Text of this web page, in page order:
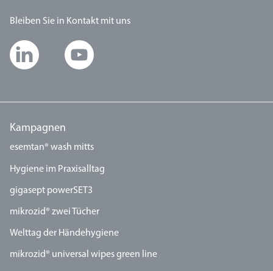
Bleiben Sie in Kontakt mit uns
Kampagnen
esemtan® wash mitts
Hygiene im Praxisalltag
gigasept powerSET3
mikrozid® zwei Tücher
Welttag der Händehygiene
mikrozid® universal wipes green line